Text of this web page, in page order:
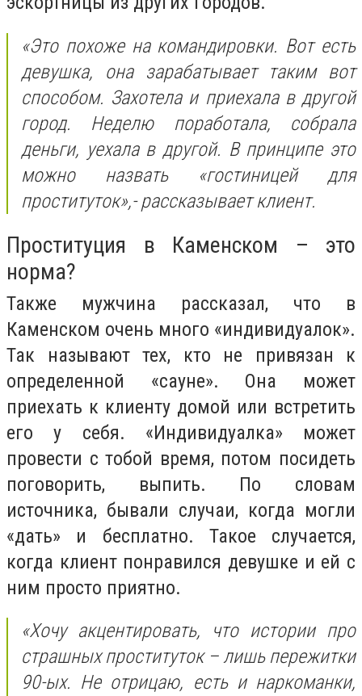
«Это похоже на командировки. Вот есть
девушка, она зарабатывает таким вот
способом. Захотела и приехала в другой
город. Неделю поработала, собрала
деньги, уехала в другой. В принципе это
можно назвать «гостиницей для
проституток»,- рассказывает клиент.
Проституция в Каменском – это
норма?
Также мужчина рассказал, что в
Каменском очень много «индивидуалок».
Так называют тех, кто не привязан к
определенной «сауне». Она может
приехать к клиенту домой или встретить
его у себя. «Индивидуалка» может
провести с тобой время, потом посидеть
поговорить, выпить. По словам
источника, бывали случаи, когда могли
«дать» и бесплатно. Такое случается,
когда клиент понравился девушке и ей с
ним просто приятно.
«Хочу акцентировать, что истории про
страшных проституток – лишь пережитки
90-ых. Не отрицаю, есть и наркоманки,